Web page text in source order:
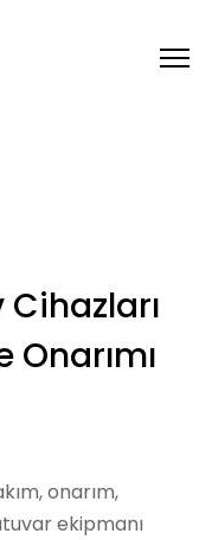
Onarımı
onarım,
ekipmanı